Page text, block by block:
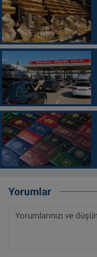
Yorumlar